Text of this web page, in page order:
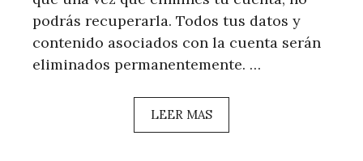
podrás recuperarla. Todos tus datos y
contenido asociados con la cuenta serán
eliminados permanentemente. …
LEER MAS